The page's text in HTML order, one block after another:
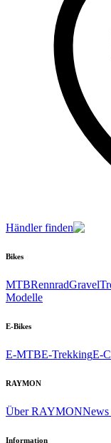
Händler finden
Bikes
MTBRennradGravel
Modelle
E-Bikes
E-MTBE-TrekkingE-
RAYMON
Über RAYMONNews
Information